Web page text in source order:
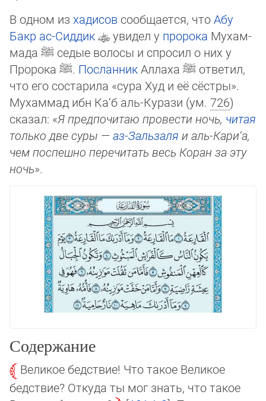
В одном из хадисов сообщается, чтоАбу
Бакр ас-Сиддик
увидел у пророка Му­хам­
ма­да ﷺ седые волосы и спросил о них у
Пророка ﷺ. ПосланникАллаха ﷺ отве­тил,
что его со­ста­рила «сура Худ и её сёстры».
Мухаммад ибн Ка‘б аль-Курази (ум. 726)
ска­зал: «Я пред­почитаю провести ночь, читая
толь­ко две суры —аз-Зальзаля и аль-Кари‘а,
чем пос­пеш­но пе­речитать весь Коран за эту
ночь».
Содержание
Великое бедствие! Что такое Великое
бедствие? Откуда ты мог знать, что такое